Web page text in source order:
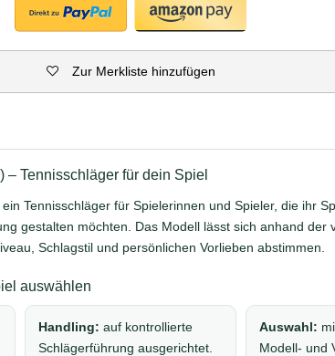
Zur Merkliste hinzufügen
Tennisschläger für dein Spiel
Tennisschläger für Spielerinnen und Spieler, die ihr
gestalten möchten. Das Modell lässt sich anhand der
Schlagstil und persönlichen Vorlieben abstimmen.
auswählen
Handling: auf kontrollierte
Schlägerführung ausgerichtet.
Auswahl:
Modell- und